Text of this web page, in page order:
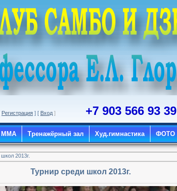
Регистрация ] [ Вход ] +7 903 566 93 39
ММА Тренажёрный зал Худ.гимнастика ФОТО
2013г.
Турнир среди школ 2013г.